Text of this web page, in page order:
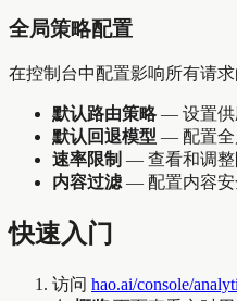
全局策略配置
在控制台中配置影响所有请求
默认路由策略— 设置供
默认回退模型 — 配置全
速率限制 — 查看和调整
内容过滤— 配置内容安
快速入门
访问 hao.ai/console/